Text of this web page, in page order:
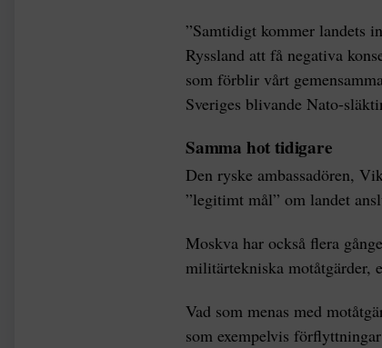
”Samtidigt kommer landets
Ryssland att få negativa
som förblir vårt
Sveriges blivande Nato-
Samma hot tidigare
Den ryske ambassadören,
”legitimt mål” om landet
Moskva har också flera
militärtekniska motåtgärder,
Vad som menas med
som exempelvis